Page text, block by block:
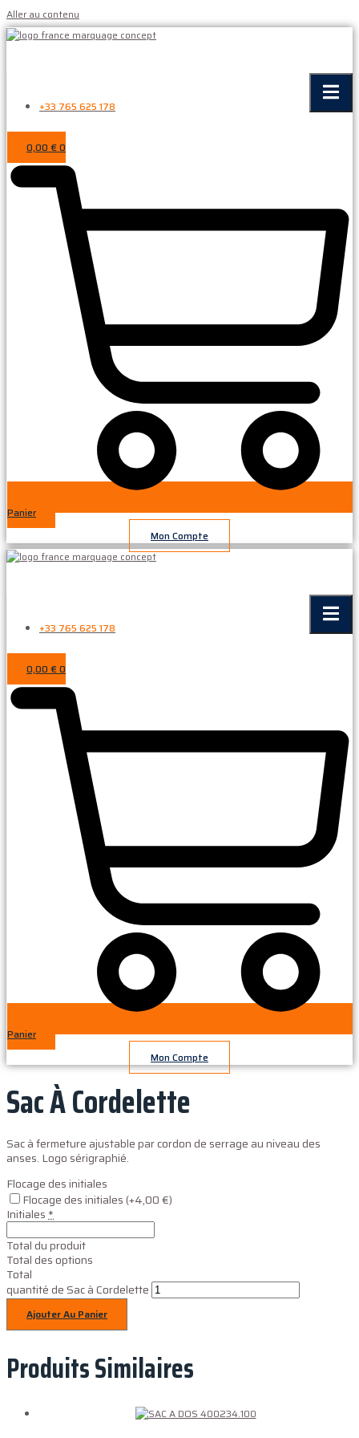
Aller au contenu
+33 765 625 178
0,00 €0
Panier
Mon Compte
+33 765 625 178
0,00 €0
Panier
Mon Compte
Sac À Cordelette
Sac à fermeture ajustable par cordon de serrage au niveau des
anses. Logo sérigraphié.
Flocage des initiales
Flocage des initiales(+4,00 €)
Initiales*
Total du produit
Total des options
Total
quantité de Sac à Cordelette
Ajouter Au Panier
Produits Similaires